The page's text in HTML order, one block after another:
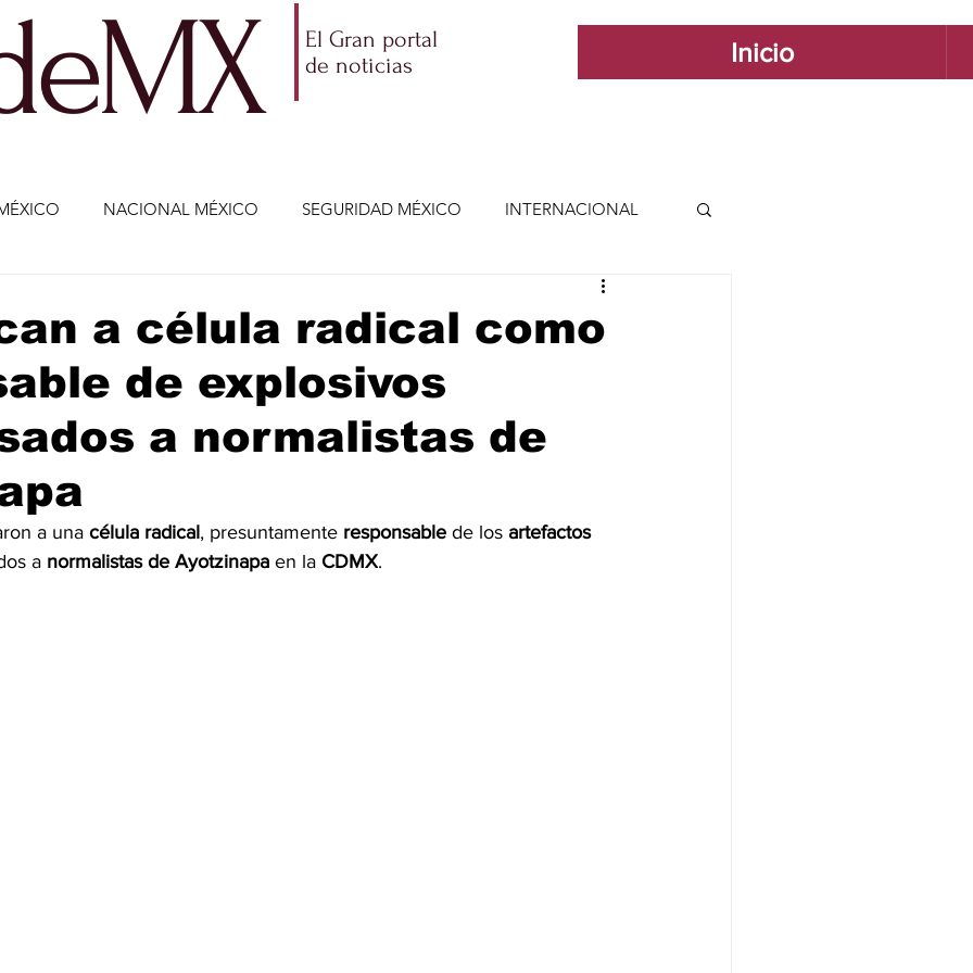
El Gran portal
de noticias
Inicio
NACIONAL MÉXICO SEGURIDAD MÉXICO INTERNACIONAL
ECONOMÍA INTERNACIONAL
CIENCIA Y TECNOLOGÍA ENTRETENIMIENTO VIDA Y ESTILO
POLÍTICA COAHUILA23-MANOLO JIMÉNEZ SALINAS
a célula radical como
de explosivos
a normalistas de
a una célula radical, presuntamente responsable de los artefactos
a normalistas de Ayotzinapa en la CDMX.